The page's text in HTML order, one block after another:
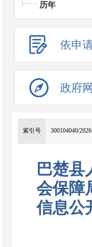
历年
依申
政府
索引号 300104040/
巴楚县
会保障
信息公